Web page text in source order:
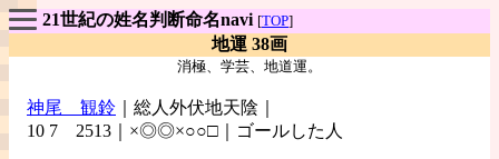
21世紀の姓名判断命名navi [TOP]
地運 38画
消極、学芸、地道運。
神尾 観鈴 ｜総人外伏地天陰｜
10 7 2513｜×◎◎×○○□｜ゴールした人